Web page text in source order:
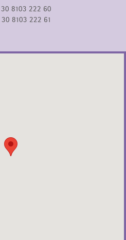
30 8103 222 60
30 8103 222 61